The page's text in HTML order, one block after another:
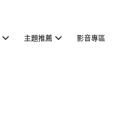
主題推薦 影音專區